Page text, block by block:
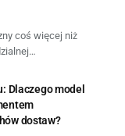
coś więcej niż
Dlaczego model
dostaw?